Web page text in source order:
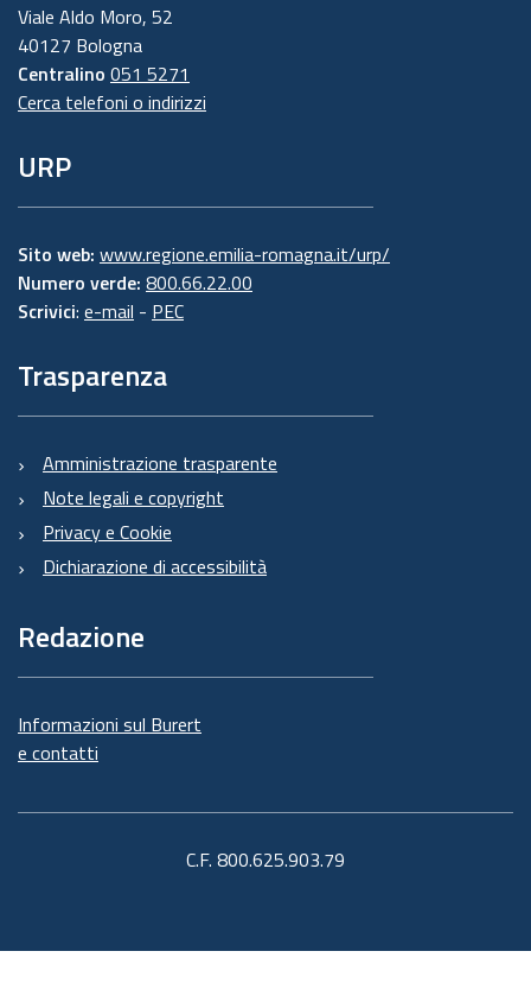
Viale Aldo Moro, 52
40127 Bologna
Centralino 051 5271
Cerca telefoni o indirizzi
URP
Sito web: www.regione.emilia-romagna.it/urp/
Numero verde: 800.66.22.00
Scrivici: e-mail - PEC
Trasparenza
Amministrazione trasparente
Note legali e copyright
Privacy e Cookie
Dichiarazione di accessibilità
Redazione
Informazioni sul Burert
e contatti
C.F. 800.625.903.79